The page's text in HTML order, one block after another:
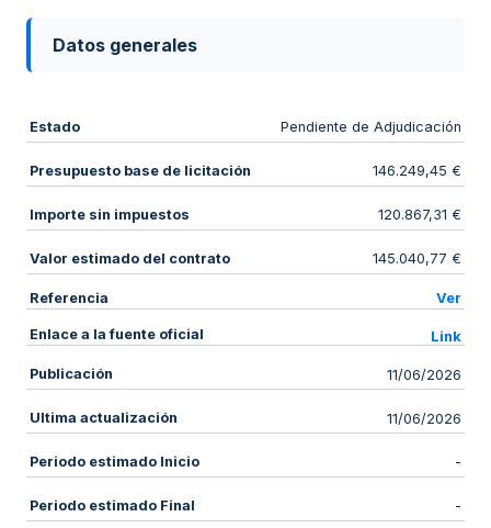
Datos generales
Estado Pendiente de Adjudicación
Presupuesto base de licitación 146.249,45 €
Importe sin impuestos 120.867,31 €
Valor estimado del contrato 145.040,77 €
Referencia Ver
Enlace a la fuente oficial Link
Publicación 11/06/2026
Ultima actualización 11/06/2026
Periodo estimado Inicio -
Periodo estimado Final -